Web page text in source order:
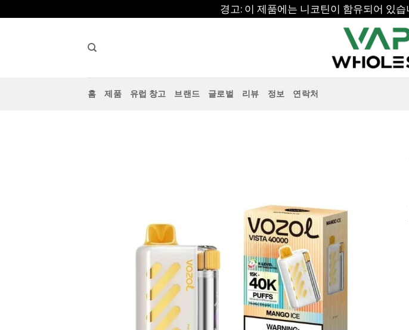
텐
경고: 이 제품에는 니코틴이 함유되어 있
홈 제품 유럽 창고 브랜드 글로벌 리뷰 정보 연락처